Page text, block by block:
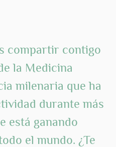
compartir contigo
la Medicina
milenaria que ha
durante más
está ganando
el mundo. ¿Te